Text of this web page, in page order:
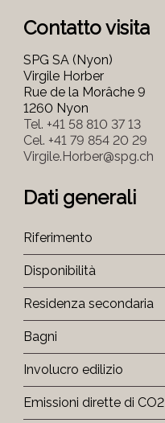
Contatto visita
SPG SA (Nyon)
Virgile Horber
Rue de la Morâche 9
1260 Nyon
Tel. +41 58 810 37 13
Cel. +41 79 854 20 29
Virgile.Horber@spg.ch
Dati generali
Riferimento
Disponibilità
Residenza secondaria
Bagni
Involucro edilizio
Emissioni dirette di CO2